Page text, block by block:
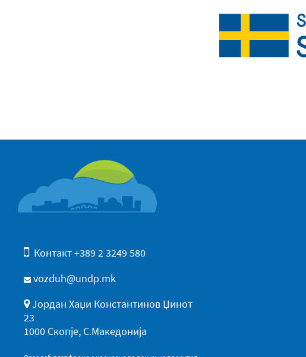
Контакт +389 2 3249 580
vozduh@undp.mk
Јордан Хаџи Константинов Џинот
23
1000 Скопје, С.Македонија